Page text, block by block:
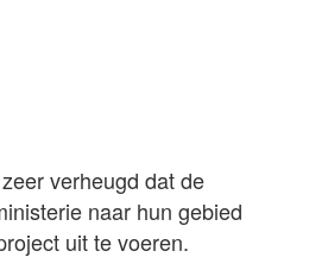
verheugd dat de
naar hun gebied
uit te voeren.